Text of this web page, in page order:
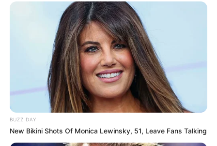
BUZZ DAY
New Bikini Shots Of Monica Lewinsky, 51, Leave Fans Talking